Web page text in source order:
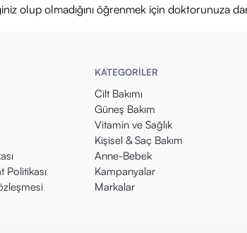
olup olmadığını öğrenmek için doktorunuza
Politikası
KATEGORİLER
Cilt Bakımı
Güneş Bakım
Vitamin ve Sağlık
Kişisel & Saç Bakım
Anne-Bebek
Kampanyalar
Markalar